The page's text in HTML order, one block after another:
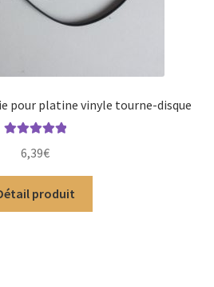
pour platine vinyle tourne-disque
6,39€
produit